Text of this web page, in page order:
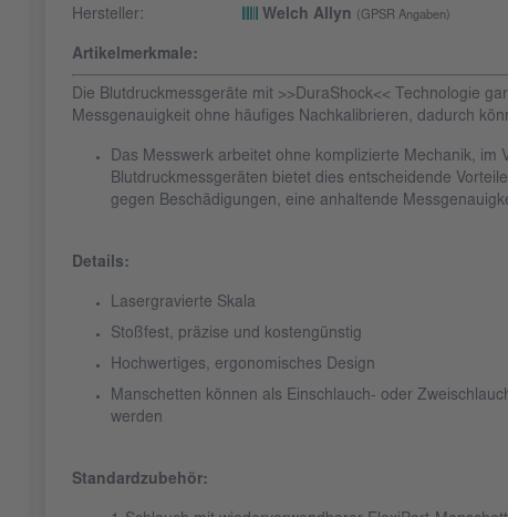
Hersteller:
Welch Allyn (GPSR Angaben)
Artikelmerkmale:
Die Blutdruckmessgeräte mit >>DuraShock<< Technologie
Messgenauigkeit ohne häufiges Nachkalibrieren, dadurch
Das Messwerk arbeitet ohne komplizierte Mechanik, im
Blutdruckmessgeräten bietet dies entscheidende
gegen Beschädigungen, eine anhaltende
Details:
Lasergravierte Skala
Stoßfest, präzise und kostengünstig
Hochwertiges, ergonomisches Design
Manschetten können als Einschlauch- oder
werden
Standardzubehör: